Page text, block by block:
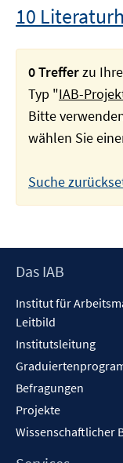
10
0 Trefferzu
Typ "IAB-
Bitte
wählen Sie
Suche
Footer
Das IAB
Institut für
Leitbild
Institutsleitung
Befragungen
Projekte
Wissenschaftlicher